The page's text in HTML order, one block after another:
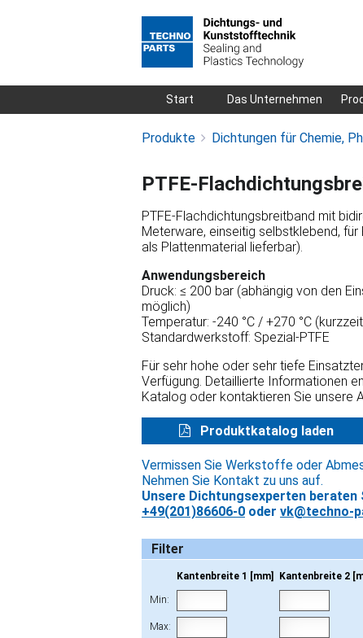
Navigation
Start Das Unternehmen
Produkte Dichtungen für Chemie,
PTFE-
PTFE-Flachdichtungsbreitband mit
Meterware, einseitig selbstklebend,
als Plattenmaterial lieferbar).
Anwendungsbereich
Druck: ≤ 200 bar (abhängig von den
möglich)
Temperatur: -240 °C / +270 °C
Standardwerkstoff: Spezial-PTFE
Für sehr hohe oder sehr tiefe
Verfügung. Detaillierte Informationen
Katalog oder kontaktieren Sie unsere
Produktkatalog laden
Vermissen Sie Werkstoffe oder
Nehmen Sie Kontakt zu uns auf.
Unsere Dichtungsexperten beraten
+49(201)86606-0 oder vk@techno-
Filter
Kantenbreite 1 [mm] Kantenbreite 2
Min:
Max: